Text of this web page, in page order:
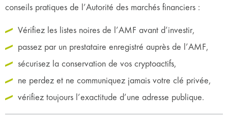
conseils pratiques de l’Autorité des marchés financiers :
Vérifiez les listes noires de l’AMF avant d’investir,
passez par un prestataire enregistré auprès de l’AMF,
sécurisez la conservation de vos cryptoactifs,
ne perdez et ne communiquez jamais votre clé privée,
vérifiez toujours l’exactitude d’une adresse publique.